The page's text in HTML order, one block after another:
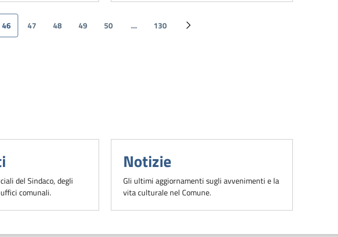
Pagina attuale
46
Pagina
47
Pagina
48
Pagina
49
Pagina
50 …
Ultima pagina
130
Pagina successiva
del Sindaco, degli
comunali.
Notizie
Gli ultimi aggiornamenti sugli avvenimenti e la
vita culturale nel Comune.